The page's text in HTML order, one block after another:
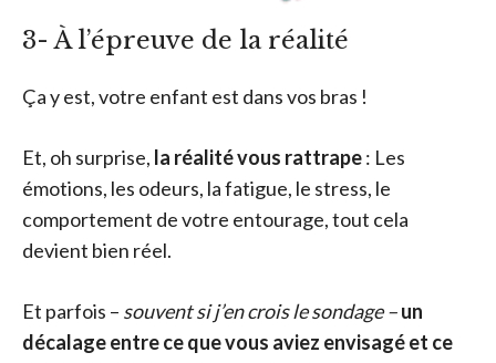
3- À l’épreuve de la réalité
Ça y est, votre enfant est dans vos bras !
Et, oh surprise, la réalité vous rattrape: Les
émotions, les odeurs, la fatigue, le stress, le
comportement de votre entourage, tout cela
devient bien réel.
Et parfois – souvent si j’en crois le sondage –un
décalage entre ce que vous aviez envisagé et ce